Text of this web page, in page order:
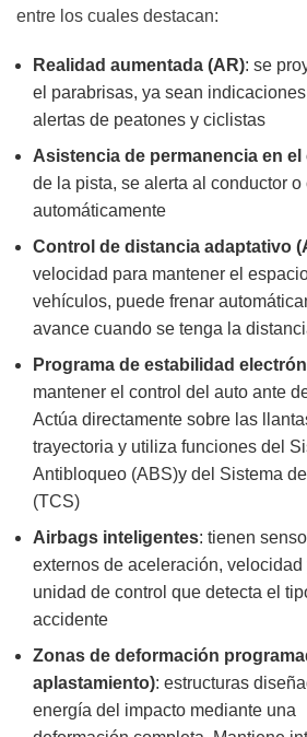
entre los cuales destacan:
Realidad aumentada (AR): se
el parabrisas, ya sean
alertas de peatones y ciclistas
Asistencia de permanencia en el
de la pista, se alerta al conductor
automáticamente
Control de distancia adaptativo
velocidad para mantener el
vehículos, puede frenar
avance cuando se tenga la
Programa de estabilidad
mantener el control del auto ante
Actúa directamente sobre las
trayectoria y utiliza funciones del
Antibloqueo (ABS)y del Sistema
(TCS)
Airbags inteligentes: tienen
externos de aceleración, velocidad
unidad de control que detecta el
accidente
Zonas de deformación
aplastamiento): estructuras
energía del impacto mediante una